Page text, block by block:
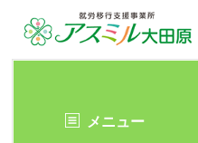
メニュー